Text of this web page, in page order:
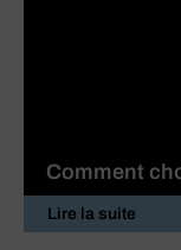
Comment
Lire la suite